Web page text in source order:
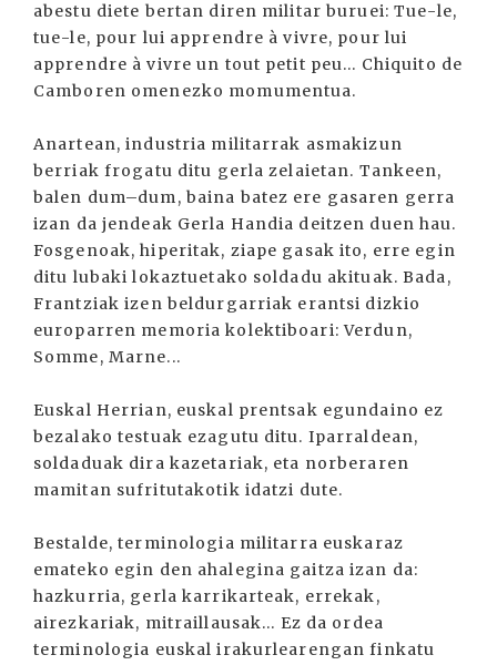
abestu diete bertan diren militar buruei: Tue-le,
tue-le, pour lui apprendre à vivre, pour lui
apprendre à vivre un tout petit peu... Chiquito de
Camboren omenezko momumentua.
Anartean, industria militarrak asmakizun
berriak frogatu ditu gerla zelaietan. Tankeen,
balen dum–dum, baina batez ere gasaren gerra
izan da jendeak Gerla Handia deitzen duen hau.
Fosgenoak, hiperitak, ziape gasak ito, erre egin
ditu lubaki lokaztuetako soldadu akituak. Bada,
Frantziak izen beldurgarriak erantsi dizkio
europarren memoria kolektiboari: Verdun,
Somme, Marne...
Euskal Herrian, euskal prentsak egundaino ez
bezalako testuak ezagutu ditu. Iparraldean,
soldaduak dira kazetariak, eta norberaren
mamitan sufritutakotik idatzi dute.
Bestalde, terminologia militarra euskaraz
emateko egin den ahalegina gaitza izan da:
hazkurria, gerla karrikarteak, errekak,
airezkariak, mitraillausak... Ez da ordea
terminologia euskal irakurlearengan finkatu